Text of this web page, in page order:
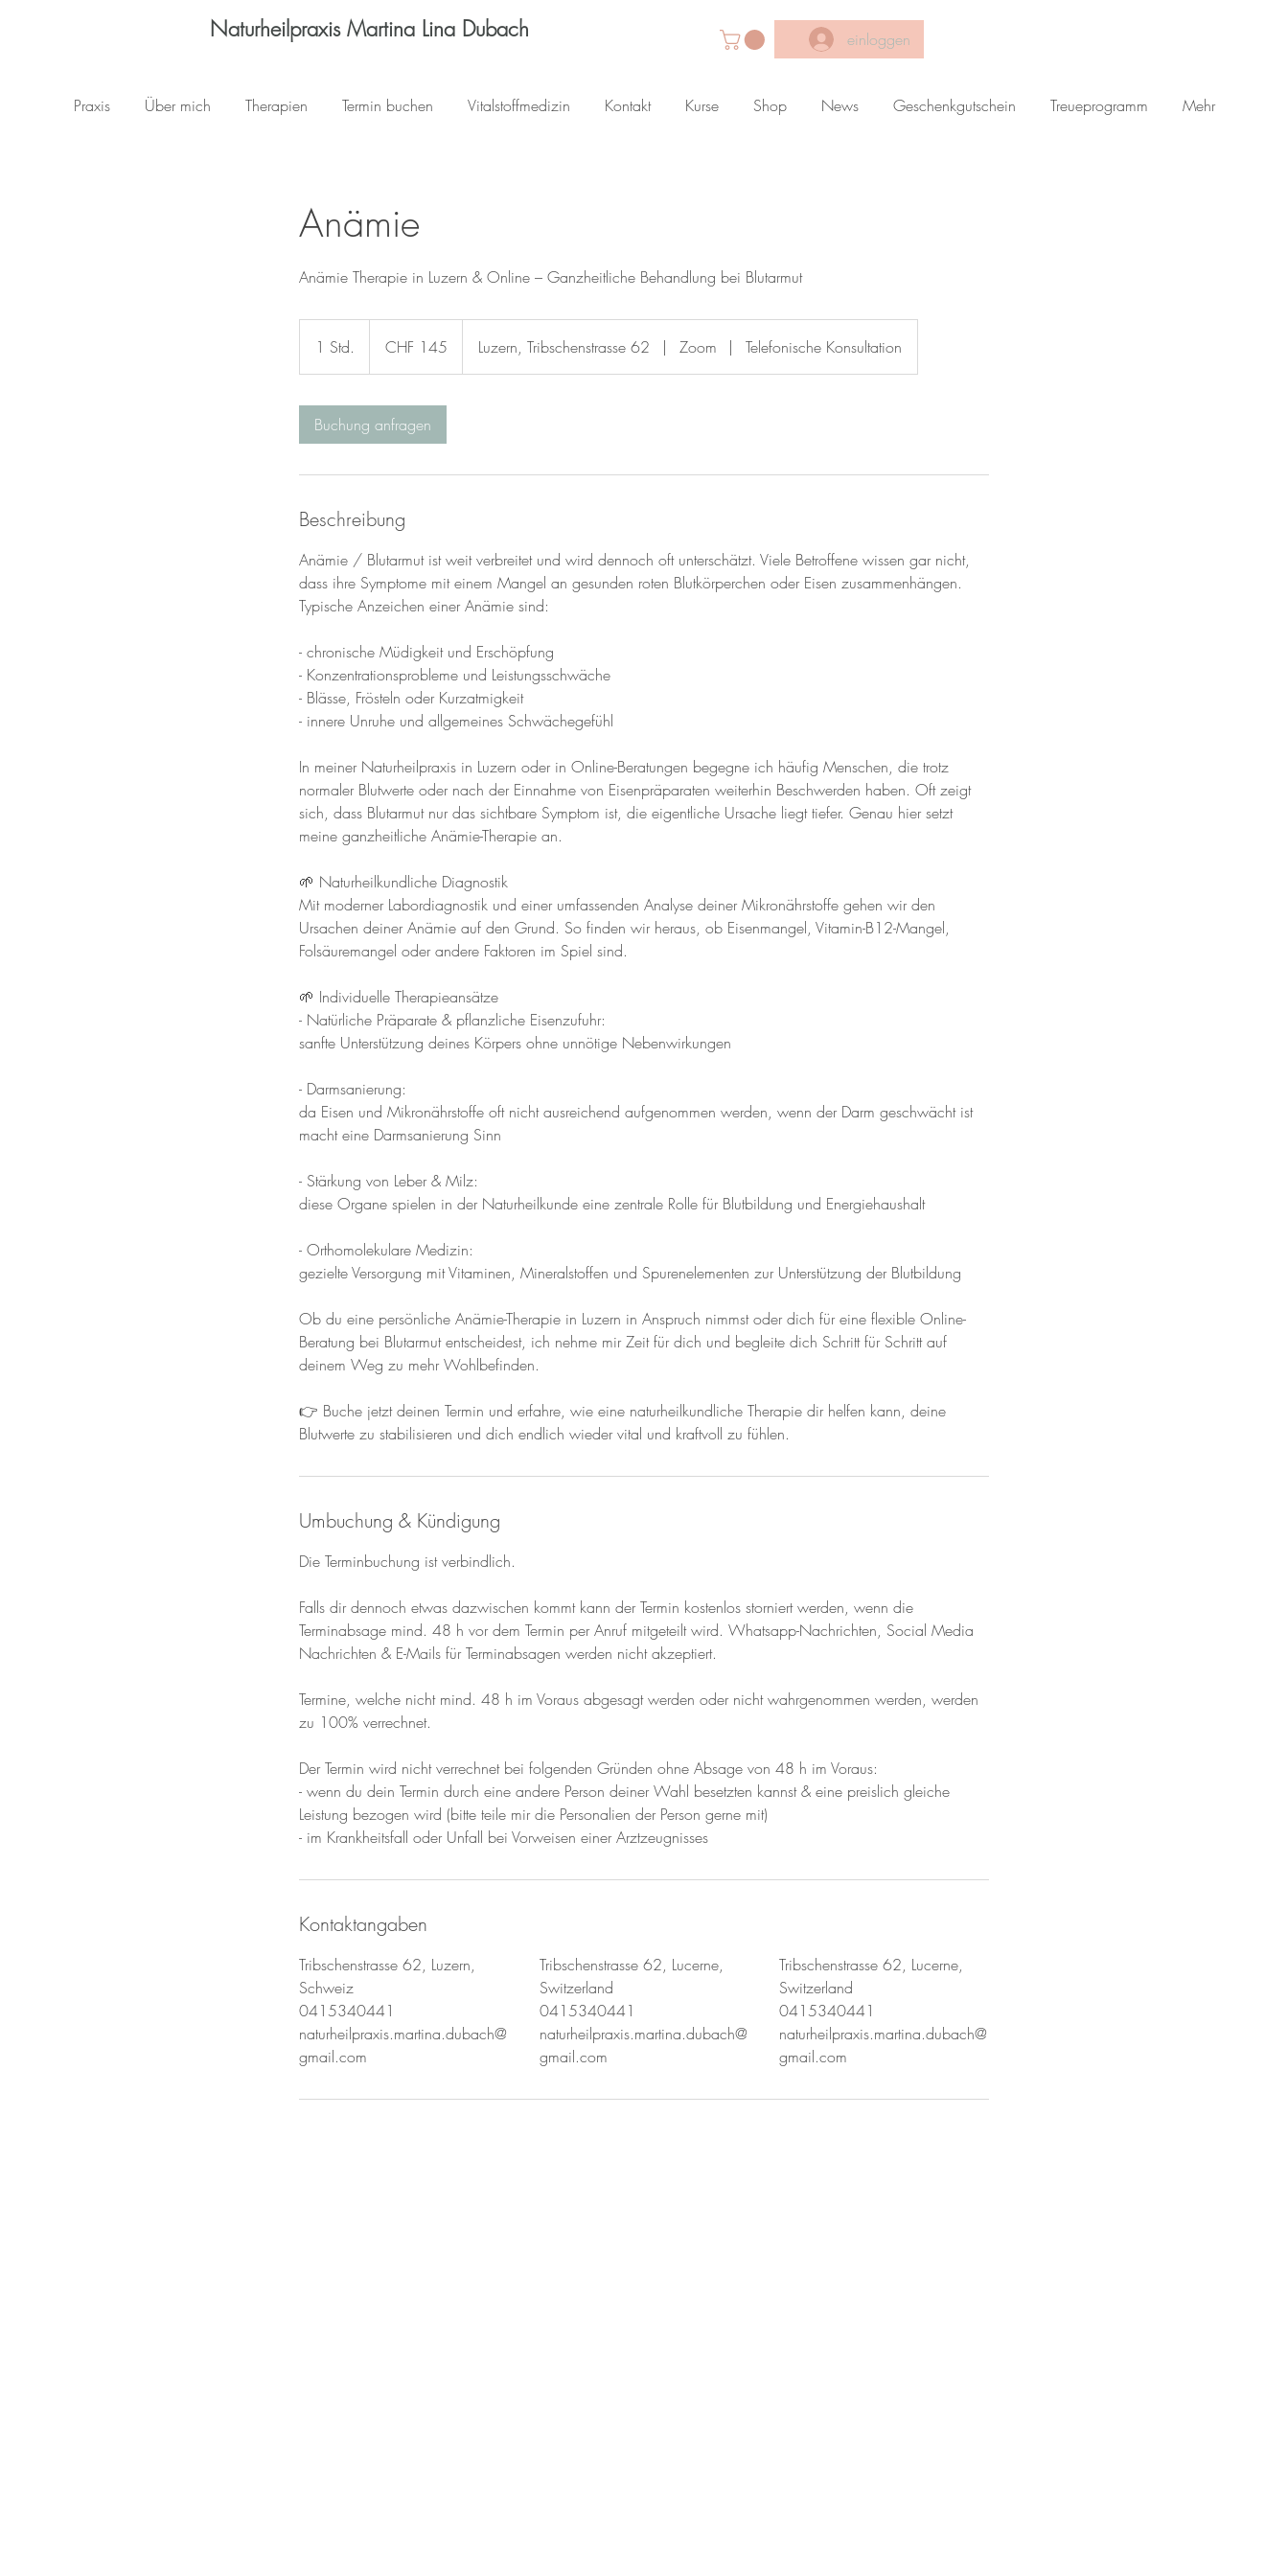
Naturheilpraxis Martina Lina Dubach einloggen
Praxis Über mich Therapien Termin buchen Vitalstoffmedizin Kontakt Kurse Shop News Geschenkgutschein Treueprogramm Mehr
Anämie
Anämie Therapie in Luzern & Online – Ganzheitliche Behandlung bei Blutarmut
1 Std.
S
Franken
CHF 145 Luzern, Tribschenstrasse 62 | Zoom | Telefonische Konsultation
Buchung anfragen
Beschreibung
Anämie / Blutarmut ist weit verbreitet und wird dennoch oft unterschätzt. Viele Betroffene wissen gar nicht,
dass ihre Symptome mit einem Mangel an gesunden roten Blutkörperchen oder Eisen zusammenhängen.
Typische Anzeichen einer Anämie sind:
- chronische Müdigkeit und Erschöpfung
- Konzentrationsprobleme und Leistungsschwäche
- Blässe, Frösteln oder Kurzatmigkeit
- innere Unruhe und allgemeines Schwächegefühl
In meiner Naturheilpraxis in Luzern oder in Online-Beratungen begegne ich häufig Menschen, die trotz
normaler Blutwerte oder nach der Einnahme von Eisenpräparaten weiterhin Beschwerden haben. Oft zeigt
sich, dass Blutarmut nur das sichtbare Symptom ist, die eigentliche Ursache liegt tiefer. Genau hier setzt
meine ganzheitliche Anämie-Therapie an.
🌱 Naturheilkundliche Diagnostik
Mit moderner Labordiagnostik und einer umfassenden Analyse deiner Mikronährstoffe gehen wir den
Ursachen deiner Anämie auf den Grund. So finden wir heraus, ob Eisenmangel, Vitamin-B12-Mangel,
Folsäuremangel oder andere Faktoren im Spiel sind.
🌱 Individuelle Therapieansätze
- Natürliche Präparate & pflanzliche Eisenzufuhr:
sanfte Unterstützung deines Körpers ohne unnötige Nebenwirkungen
- Darmsanierung:
da Eisen und Mikronährstoffe oft nicht ausreichend aufgenommen werden, wenn der Darm geschwächt ist
macht eine Darmsanierung Sinn
- Stärkung von Leber & Milz:
diese Organe spielen in der Naturheilkunde eine zentrale Rolle für Blutbildung und Energiehaushalt
- Orthomolekulare Medizin:
gezielte Versorgung mit Vitaminen, Mineralstoffen und Spurenelementen zur Unterstützung der Blutbildung
Ob du eine persönliche Anämie-Therapie in Luzern in Anspruch nimmst oder dich für eine flexible Online-
Beratung bei Blutarmut entscheidest, ich nehme mir Zeit für dich und begleite dich Schritt für Schritt auf
deinem Weg zu mehr Wohlbefinden.
👉 Buche jetzt deinen Termin und erfahre, wie eine naturheilkundliche Therapie dir helfen kann, deine
Blutwerte zu stabilisieren und dich endlich wieder vital und kraftvoll zu fühlen.
Umbuchung & Kündigung
Die Terminbuchung ist verbindlich.
Falls dir dennoch etwas dazwischen kommt kann der Termin kostenlos storniert werden, wenn die
Terminabsage mind. 48 h vor dem Termin per Anruf mitgeteilt wird. Whatsapp-Nachrichten, Social Media
Nachrichten & E-Mails für Terminabsagen werden nicht akzeptiert.
Termine, welche nicht mind. 48 h im Voraus abgesagt werden oder nicht wahrgenommen werden, werden
zu 100% verrechnet.
Der Termin wird nicht verrechnet bei folgenden Gründen ohne Absage von 48 h im Voraus:
- wenn du dein Termin durch eine andere Person deiner Wahl besetzten kannst & eine preislich gleiche
Leistung bezogen wird (bitte teile mir die Personalien der Person gerne mit)
- im Krankheitsfall oder Unfall bei Vorweisen einer Arztzeugnisses
Kontaktangaben
Tribschenstrasse 62, Luzern,
Schweiz
0415340441
naturheilpraxis.martina.dubach@
gmail.com
Tribschenstrasse 62, Lucerne,
Switzerland
0415340441
naturheilpraxis.martina.dubach@
gmail.com
Tribschenstrasse 62, Lucerne,
Switzerland
0415340441
naturheilpraxis.martina.dubach@
gmail.com